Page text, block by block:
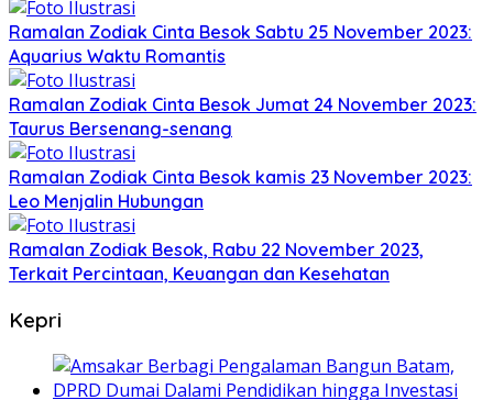
Ramalan Zodiak Cinta Besok Sabtu 25 November 2023:
Aquarius Waktu Romantis
Ramalan Zodiak Cinta Besok Jumat 24 November 2023:
Taurus Bersenang-senang
Ramalan Zodiak Cinta Besok kamis 23 November 2023:
Leo Menjalin Hubungan
Ramalan Zodiak Besok, Rabu 22 November 2023,
Terkait Percintaan, Keuangan dan Kesehatan
Kepri